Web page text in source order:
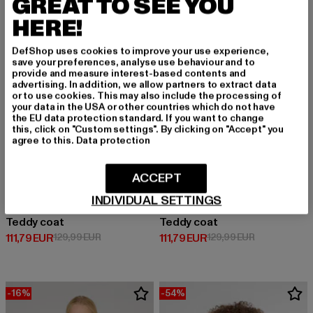
ESTELOU
Teddy coat
111,79 EUR
Derzeitiger Preis: 111,79 EUR
129,99 EURAktionspreis: 129,99 EUR
ESTELOU
Teddy coat
111,79 EUR
Derzeitiger Preis: 111,79 EUR
129,99 EURAktionspreis:
-16% -54%
GREAT TO SEE YOU
HERE!
DefShop uses cookies to improve your use experience,
save your preferences, analyse use behaviour and to
provide and measure interest-based contents and
advertising. In addition, we allow partners to extract data
or to use cookies. This may also include the processing of
your data in the USA or other countries which do not have
the EU data protection standard. If you want to change
this, click on "Custom settings". By clicking on "Accept" you
agree to this. Data protection
INDIVIDUAL SETTINGS
ACCEPT